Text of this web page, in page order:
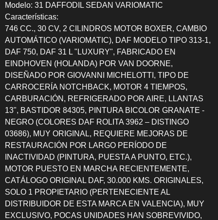
Modelo: 31 DAFFODIL SEDAN VARIOMATIC
Características:
746 CC., 30 CV, 2 CILINDROS MOTOR BOXER, CAMBIO
AUTOMÁTICO (VARIOMATIC), DAF MODELO TIPO 313-1,
DAF 750, DAF 31 L "LUXURY", FABRICADO EN
EINDHOVEN (HOLANDA) POR VAN DOORNE,
DISEÑADO POR GIOVANNI MICHELOTTI, TIPO DE
CARROCERÍA NOTCHBACK, MOTOR 4 TIEMPOS,
CARBURACIÓN, REFRIGERADO POR AIRE, LLANTAS
13", BASTIDOR 84305, PINTURA BICOLOR GRANATE -
NEGRO (COLORES DAF ROLITA 3962 – DISTINGO
03686), MUY ORIGINAL, REQUIERE MEJORAS DE
RESTAURACIÓN POR LARGO PERÍODO DE
INACTIVIDAD (PINTURA, PUESTA A PUNTO, ETC.),
MOTOR PUESTO EN MARCHA RECIENTEMENTE,
CATÁLOGO ORIGINAL DAF, 30.000 KMS. ORIGINALES,
SOLO 1 PROPIETARIO (PERTENECIENTE AL
DISTRIBUIDOR DE ESTA MARCA EN VALENCIA), MUY
EXCLUSIVO, POCAS UNIDADES HAN SOBREVIVIDO,